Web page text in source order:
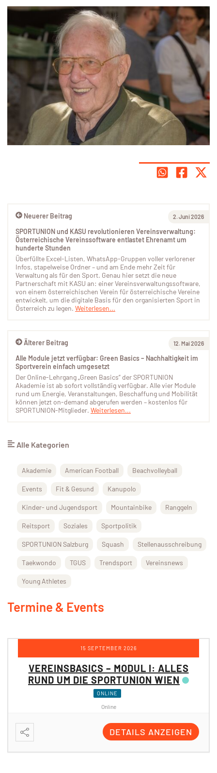
Älterer Beitrag 12. Mai 2026
Alle Module jetzt verfügbar: Green Basics – Nachhaltigkeit im
Sportverein einfach umgesetzt
Der Online-Lehrgang „Green Basics” der SPORTUNION
Akademie ist ab sofort vollständig verfügbar. Alle vier Module
rund um Energie, Veranstaltungen, Beschaffung und Mobilität
können jetzt on-demand abgerufen werden – kostenlos für
SPORTUNION-Mitglieder. Weiterlesen...
Neuerer Beitrag 2. Juni 2026
SPORTUNION und KASU revolutionieren Vereinsverwaltung:
Österreichische Vereinssoftware entlastet Ehrenamt um
hunderte Stunden
Überfüllte Excel-Listen, WhatsApp-Gruppen voller verlorener
Infos, stapelweise Ordner – und am Ende mehr Zeit für
Verwaltung als für den Sport. Genau hier setzt die neue
Partnerschaft mit KASU an: einer Vereinsverwaltungssoftware,
von einem österreichischen Verein für österreichische Vereine
entwickelt, um die digitale Basis für den organisierten Sport in
Österreich zu legen. Weiterlesen...
Alle Kategorien
Akademie American Football Beachvolleyball
Events Fit & Gesund Kanupolo
Kinder- und Jugendsport Mountainbike Ranggeln
Reitsport Soziales Sportpolitik
SPORTUNION Salzburg Squash Stellenausschreibung
Taekwondo TGUS Trendsport Vereinsnews
Young Athletes
Termine & Events
12 OKTOBER 2026
VEREINSBASICS – MODUL II:
PROJEKTE & FÖRDERUNGEN DER
SPORTUNION WIEN
Online
DETAILS ANZEIGEN